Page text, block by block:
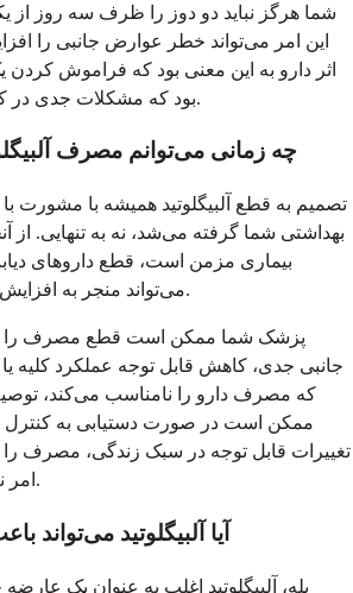
شما هرگز نباید دو دوز را ظرف سه روز از
این امر می‌تواند خطر عوارض جانبی را
اثر دارو به این معنی بود که فراموش کردن
بود که مشکلات جدی در کنترل قند خون ایجاد کند.
چه زمانی می‌توانم مصرف
تصمیم به قطع آلبیگلوتید همیشه با مشورت
بیماری مزمن است، قطع داروهای
می‌تواند منجر به افزایش خطرناک قند خون شود.
پزشک شما ممکن است قطع مصرف را
جانبی جدی، کاهش قابل توجه عملکرد کلیه یا
که مصرف دارو را نامناسب می‌کند، توصیه
ممکن است در صورت دستیابی به کنترل
تغییرات قابل توجه در سبک زندگی، مصرف را
امر نیاز به نظارت دقیق دارد.
آیا آلبیگلوتید
بله، آلبیگلوتید اغلب به عنوان یک